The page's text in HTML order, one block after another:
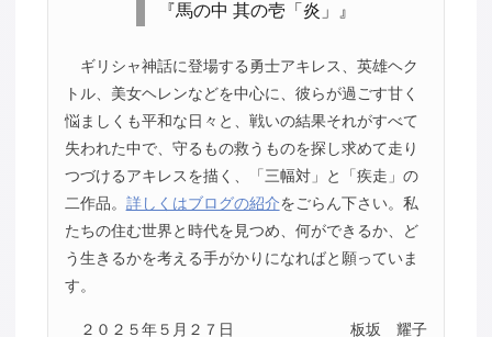
『馬の中 其の壱「炎」』
ギリシャ神話に登場する勇士アキレス、英雄ヘク
トル、美女ヘレンなどを中心に、彼らが過ごす甘く
悩ましくも平和な日々と、戦いの結果それがすべて
失われた中で、守るもの救うものを探し求めて走り
つづけるアキレスを描く、「三幅対」と「疾走」の
二作品。 詳しくはブログの紹介をごらん下さい。私
たちの住む世界と時代を見つめ、何ができるか、ど
う生きるかを考える手がかりになればと願っていま
す。
２０２５年５月２７日 板坂 耀子